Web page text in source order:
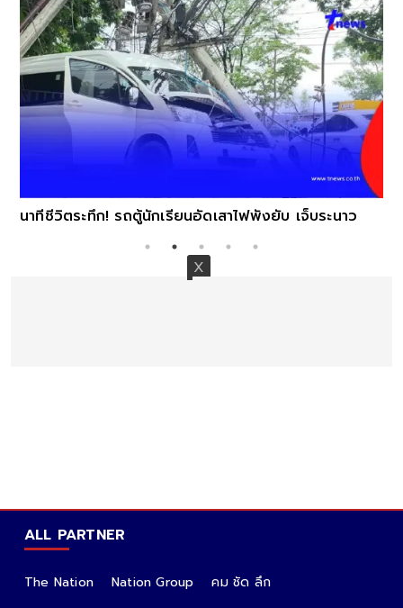
นาทีชีวิตระทึก! รถตู้นักเรียนอัดเสาไฟพังยับ เจ็บระนาว
ALL PARTNER
The Nation Nation Group
คม ชัด ลึก